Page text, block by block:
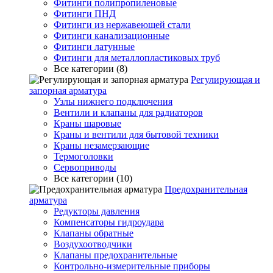
Фитинги полипропиленовые
Фитинги ПНД
Фитинги из нержавеющей стали
Фитинги канализационные
Фитинги латунные
Фитинги для металлопластиковых труб
Все категории (8)
Регулирующая и
запорная арматура
Узлы нижнего подключения
Вентили и клапаны для радиаторов
Краны шаровые
Краны и вентили для бытовой техники
Краны незамерзающие
Термоголовки
Сервоприводы
Все категории (10)
Предохранительная
арматура
Редукторы давления
Компенсаторы гидроудара
Клапаны обратные
Воздухоотводчики
Клапаны предохранительные
Контрольно-измерительные приборы